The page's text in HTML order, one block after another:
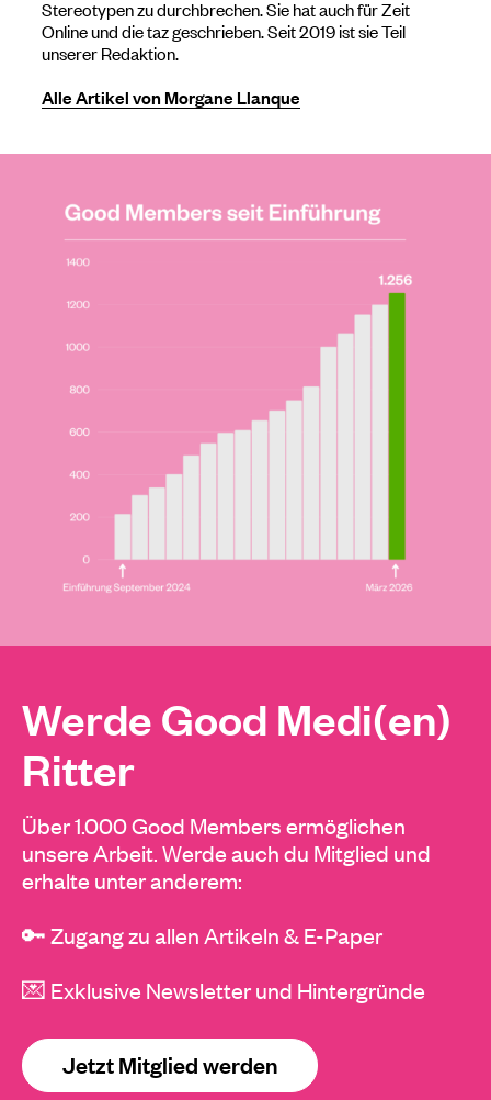
Stereotypen zu durchbrechen. Sie hat auch für Zeit
Online und die taz geschrieben. Seit 2019 ist sie Teil
unserer Redaktion.
Alle Artikel von Morgane Llanque
Werde Good Medi(en)
Ritter
Über 1.000 Good Members ermöglichen
unsere Arbeit. Werde auch du Mitglied und
erhalte unter anderem:
🔑 Zugang zu allen Artikeln & E-Paper
💌 Exklusive Newsletter und Hintergründe
Jetzt Mitglied werden